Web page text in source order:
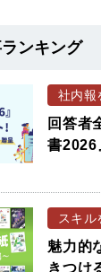
ンキング
社内報
回答者
書2026
スキル
魅力的
きつけ